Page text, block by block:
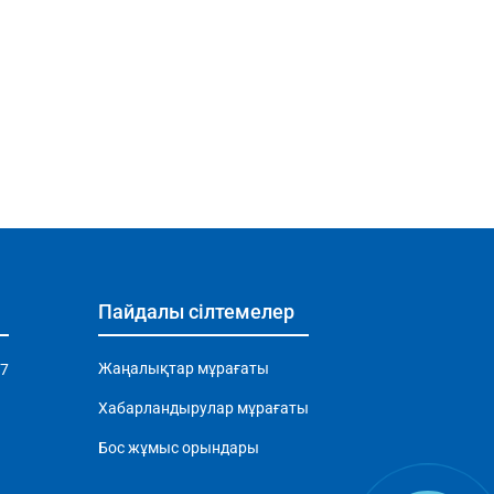
Пайдалы сілтемелер
Жаңалықтар мұрағаты
Хабарландырулар мұрағаты
Бос жұмыс орындары